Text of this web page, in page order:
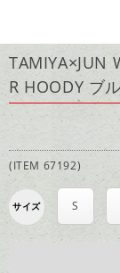
TAMIYA×JUN
R HOODY ブ
(ITEM 67192)
サイズ S